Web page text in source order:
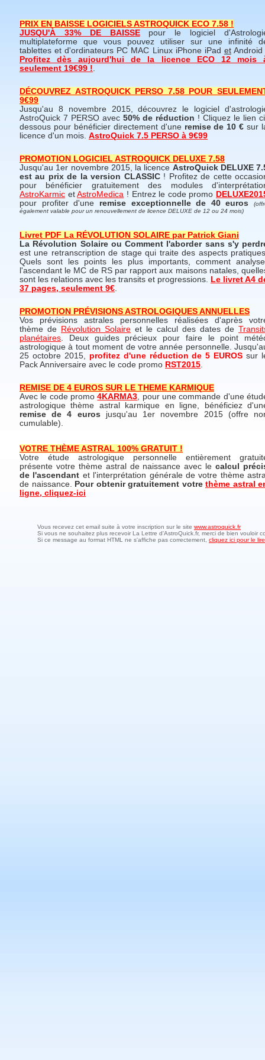
PRIX EN BAISSE LOGICIELS ASTROQUICK ECO 7.58 !
JUSQU'À 33% DE BAISSEpour le logiciel
multiplateforme que vous pouvez utiliser sur une infinité
tablettes et d'ordinateurs PC MAC Linux iPhone iPad etAndroid
Profitez dès aujourd'hui de la licence ECO 12 mois
seulement 19€99 !.
DÉCOUVREZ ASTROQUICK PERSO 7.58 POUR
9€99
Jusqu'au 8 novembre 2015, découvrez le logiciel
AstroQuick 7 PERSO avec 50% de réduction ! Cliquez le lien
dessous pour bénéficier directement d'une remise de 10 € sur
licence d'un mois. AstroQuick 7.5 PERSO à 9€99
PROMOTION LOGICIEL ASTROQUICK DELUXE 7.58
Jusqu'au 1er novembre 2015, la licence AstroQuick DELUXE
est au prix de la version CLASSIC! Profitez de cette
pour bénéficier gratuitement des modules
AstroKarmic etAstroMedica ! Entrez le code promo
pour profiter d'une remise exceptionnelle de 40 euros
également valable pour un renouvellement de licence DELUXE de 12 ou 24 mois)
Livret PDF La RÉVOLUTION SOLAIRE par Patrick Giani
La Révolution Solaire ou Comment l'aborder sans s'y
est une retranscription de stage qui traite des aspects
Quels sont les points les plus importants, comment
l'ascendant le MC de RS par rapport aux maisons natales,
sont les relations avec les transits et progressions. Le livret A4
37 pages, seulement 9€.
PROMOTION PRÉVISIONS ASTROLOGIQUES ANNUELLES
Vos prévisions astrales personnelles réalisées d'après
thème de Révolution Solaire et le calcul des dates de
planétaires. Deux guides précieux pour faire le point
astrologique à tout moment de votre année personnelle.
25 octobre 2015, profitez d'une réduction de 5 EUROS sur
Pack Anniversaire avec le code promo RST2015.
REMISE DE 4 EUROS SUR LE THEME KARMIQUE
Avec le code promo4KARMA3, pour une commande d'une
astrologique thème astral karmique en ligne, bénéficiez
remise de 4 euros jusqu'au 1er novembre 2015 (offre
cumulable).
VOTRE THÈME ASTRAL 100% GRATUIT !
Votre étude astrologique personnelle entièrement
présente votre thème astral de naissance avec lecalcul
de l'ascendant et l'interprétation générale de votre thème
de naissance. Pour obtenir gratuitement votre thème astral
ligne, cliquez-ici
Vous recevez cet email suite à votre inscription sur le site www.astroquick.fr
Si vous ne souhaitez plus recevoir La Lettre d'AstroQuick.fr, merci de bien vouloir
Si ce message au format HTML ne s'affiche pas correctement, cliquez ici pour le